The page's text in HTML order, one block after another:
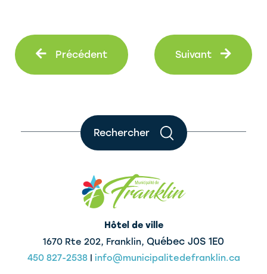
Précédent Suivant
Rechercher
Hôtel de ville
1670 Rte 202, Franklin, Québec J0S 1E0
450 827-2538| info@municipalitedefranklin.ca